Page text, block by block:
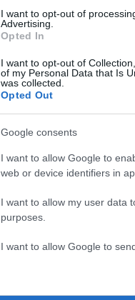
I want to opt-out of
Advertising.
Opted In
I want to opt-out of
of my Personal Data that Is
was collected.
Opted Out
Google consents
I want to allow Google to
web or device identifiers in
I want to allow my user data
purposes.
I want to allow Google to